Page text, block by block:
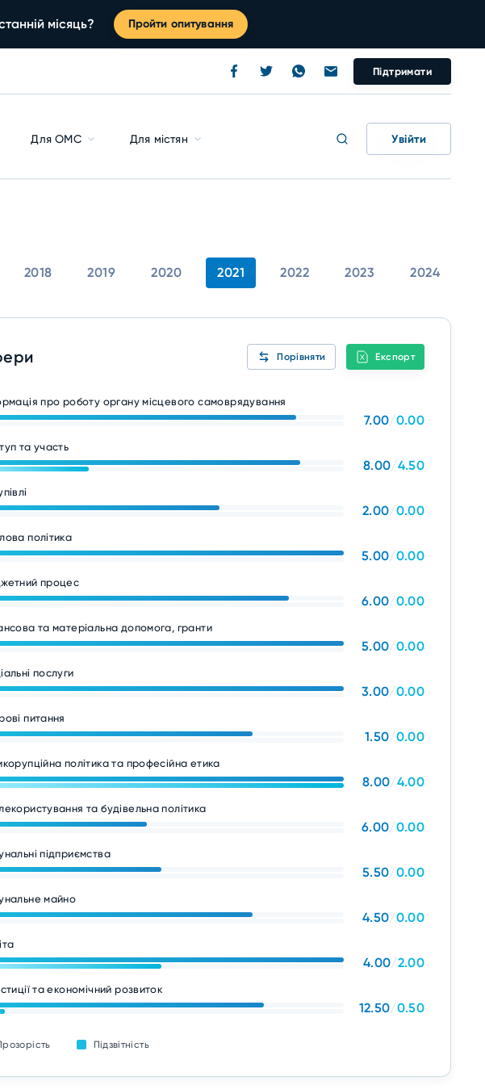
місяць? Пройти опитування
Підтримати
Для ОМС Для містян Увійти
2018 2019 2020 2021 2022 2023 2024
Порівняти Експорт
про роботу органу місцевого самоврядування
7.00/0.00
та участь
8.00/4.50
2.00/0.00
політика
5.00/0.00
процес
6.00/0.00
та матеріальна допомога, гранти
5.00/0.00
послуги
3.00/0.00
питання
1.50/0.00
політика та професійна етика
8.00/4.00
та будівельна політика
6.00/0.00
підприємства
5.50/0.00
майно
4.50/0.00
4.00/2.00
та економічний розвиток
12.50/0.50
Підзвітність